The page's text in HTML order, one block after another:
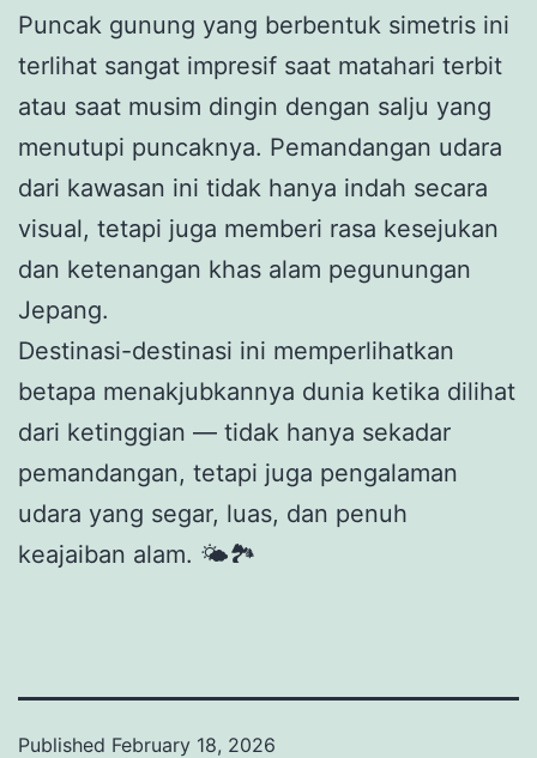
Puncak gunung yang berbentuk simetris ini
terlihat sangat impresif saat matahari terbit
atau saat musim dingin dengan salju yang
menutupi puncaknya. Pemandangan udara
dari kawasan ini tidak hanya indah secara
visual, tetapi juga memberi rasa kesejukan
dan ketenangan khas alam pegunungan
Jepang.
Destinasi-destinasi ini memperlihatkan
betapa menakjubkannya dunia ketika dilihat
dari ketinggian — tidak hanya sekadar
pemandangan, tetapi juga pengalaman
udara yang segar, luas, dan penuh
keajaiban alam. 🌤️🏞️
Published February 18, 2026